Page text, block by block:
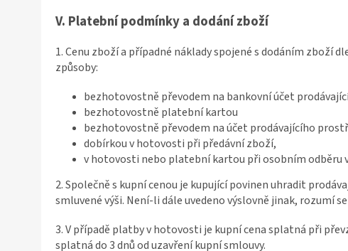
V. Platební podmínky a dodání zboží
1. Cenu zboží a případné náklady spojené s dodáním zboží
způsoby:
bezhotovostně převodem na bankovní účet
bezhotovostně platební kartou
bezhotovostně převodem na účet prodávajícího
dobírkou v hotovosti při předávní zboží,
v hotovosti nebo platební kartou při osobním odběru
2. Společně s kupní cenou je kupující povinen uhradit
smluvené výši. Není-li dále uvedeno výslovně jinak, rozumí
3. V případě platby v hotovosti je kupní cena splatná při
splatná do 3 dnů od uzavření kupní smlouvy.